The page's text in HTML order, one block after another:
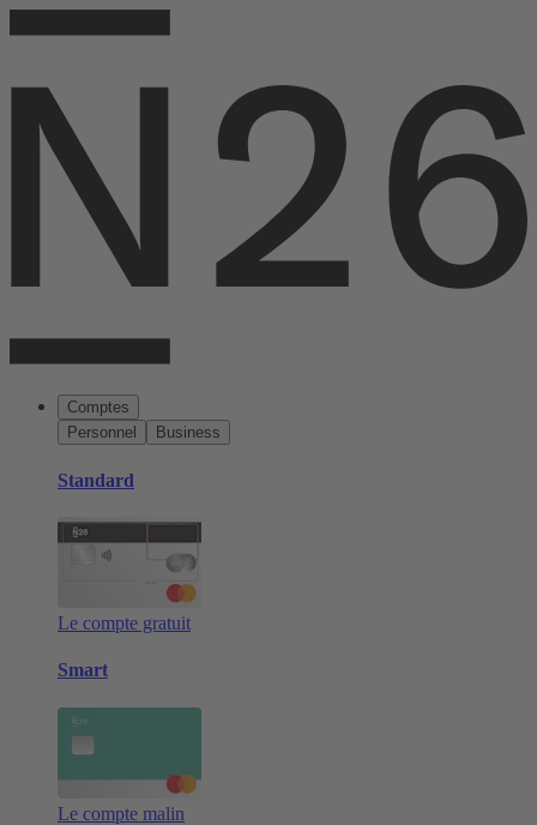
Comptes
Personnel
Business
Standard
Le compte gratuit
Smart
Le compte malin